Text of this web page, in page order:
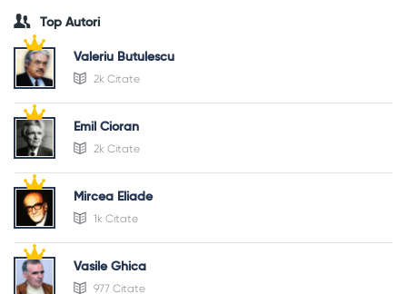
Top Autori
Valeriu Butulescu
2k Citate
Emil Cioran
2k Citate
Mircea Eliade
1k Citate
Vasile Ghica
977 Citate